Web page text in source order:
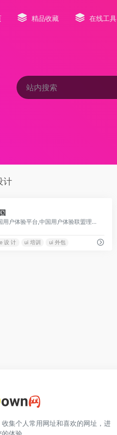
精品收藏 在线工具
计
UI中国用户体验平台,中国用户体验联盟理事单位。国内极具影响力的设计平台之一。十多年来,携手会员150万+,共同致力于为设计师与企业搭建健康的设计生态！
设 计 ui 培训 ui 外包
集个人常用网址和喜欢的网址，进
体验。